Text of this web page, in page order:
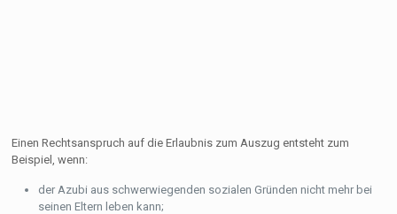
Einen Rechtsanspruch auf die Erlaubnis zum Auszug entsteht zum
Beispiel, wenn:
der Azubi aus schwerwiegenden sozialen Gründen nicht mehr bei
seinen Eltern leben kann;